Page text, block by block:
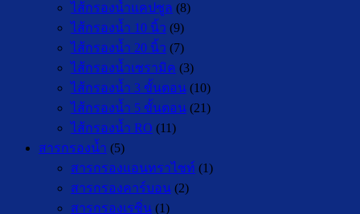
ไส้กรองน้ำแคปซูล (8)
ไส้กรองน้ำ 10 นิ้ว (9)
ไส้กรองน้ำ 20 นิ้ว (7)
ไส้กรองน้ำเซรามิค (3)
ไส้กรองน้ำ 3 ขั้นตอน (10)
ไส้กรองน้ำ 5 ขั้นตอน (21)
ไส้กรองน้ำ RO (11)
สารกรองน้ำ (5)
สารกรองแอนทราไซท์ (1)
สารกรองคาร์บอน (2)
สารกรองเรซิ่น (1)